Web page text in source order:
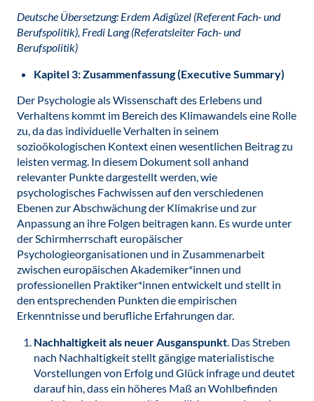
Deutsche Übersetzung: Erdem Adigüzel (Referent Fach- und
Berufspolitik), Fredi Lang (Referatsleiter Fach- und
Berufspolitik)
Kapitel 3: Zusammenfassung (Executive Summary)
Der Psychologie als Wissenschaft des Erlebens und
Verhaltens kommt im Bereich des Klimawandels eine Rolle
zu, da das individuelle Verhalten in seinem
sozioökologischen Kontext einen wesentlichen Beitrag zu
leisten vermag. In diesem Dokument soll anhand
relevanter Punkte dargestellt werden, wie
psychologisches Fachwissen auf den verschiedenen
Ebenen zur Abschwächung der Klimakrise und zur
Anpassung an ihre Folgen beitragen kann. Es wurde unter
der Schirmherrschaft europäischer
Psychologieorganisationen und in Zusammenarbeit
zwischen europäischen Akademiker*innen und
professionellen Praktiker*innen entwickelt und stellt in
den entsprechenden Punkten die empirischen
Erkenntnisse und berufliche Erfahrungen dar.
Nachhaltigkeit als neuer Ausganspunkt. Das Streben
nach Nachhaltigkeit stellt gängige materialistische
Vorstellungen von Erfolg und Glück infrage und deutet
darauf hin, dass ein höheres Maß an Wohlbefinden